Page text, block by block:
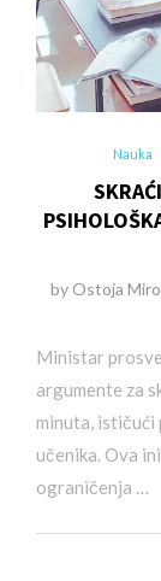
Nauka
by Ostoja
Ministar
argumente za
minuta, ističući
učenika. Ova
ograničenja …